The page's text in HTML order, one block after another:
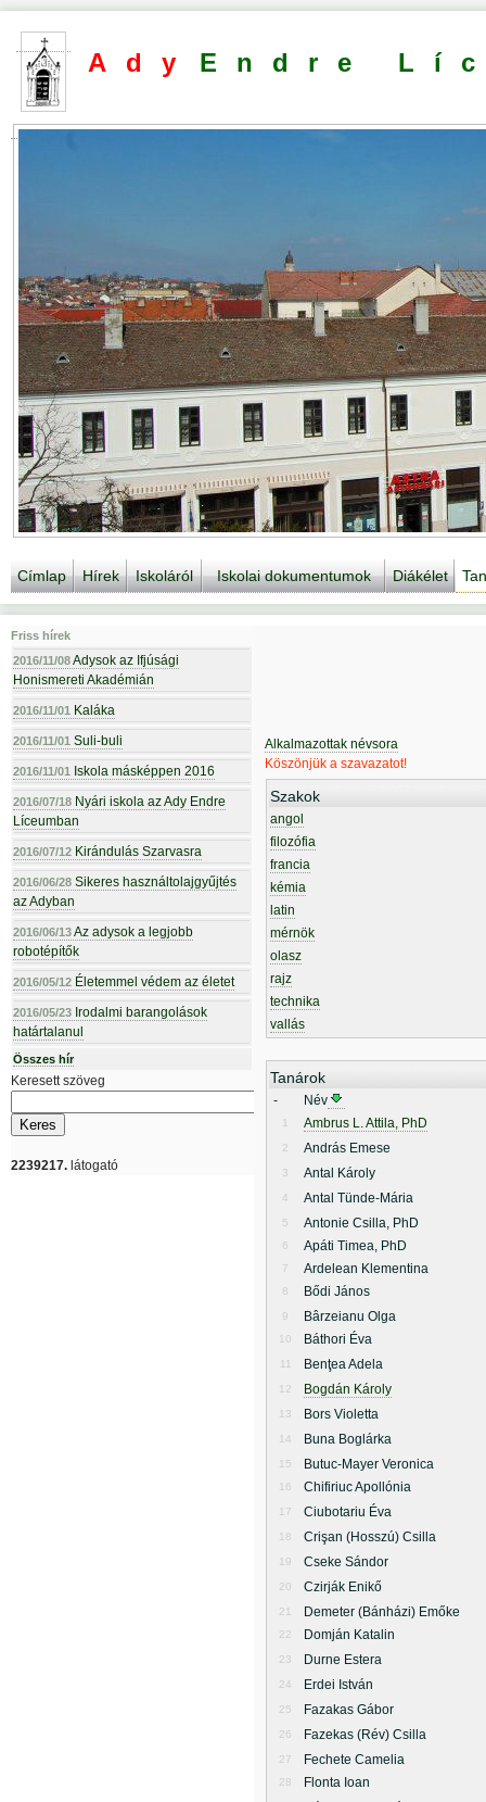
Ady Endre
Címlap Hírek Iskoláról Iskolai dokumentumok Diákélet
Friss hírek
2016/11/08Adysok az Ifjúsági
Honismereti Akadémián
2016/11/01 Kaláka
2016/11/01 Suli-buli
2016/11/01 Iskola másképpen 2016
2016/07/18 Nyári iskola az Ady Endre
Líceumban
2016/07/12 Kirándulás Szarvasra
2016/06/28 Sikeres használtolajgyűjtés
az Adyban
2016/06/13Az adysok a legjobb
robotépítők
2016/05/12 Életemmel védem az életet
2016/05/23 Irodalmi barangolások
határtalanul
Összes hír
Keresett szöveg
2239217. látogató
Alkalmazottak névsora
Köszönjük a szavazatot!
Szakok
angol
filozófia
francia
kémia
latin
mérnök
olasz
rajz
technika
vallás
Tanárok
- Név
1 Ambrus L. Attila, PhD
2 András Emese
3 Antal Károly
4 Antal Tünde-Mária
5 Antonie Csilla, PhD
6 Apáti Timea, PhD
7 Ardelean Klementina
8 Bődi János
9 Bârzeianu Olga
10 Báthori Éva
11 Benţea Adela
12 Bogdán Károly
13 Bors Violetta
14 Buna Boglárka
15 Butuc-Mayer Veronica
16 Chifiriuc Apollónia
17 Ciubotariu Éva
18 Crişan (Hosszú) Csilla
19 Cseke Sándor
20 Czirják Enikő
21 Demeter (Bánházi) Emőke
22 Domján Katalin
23 Durne Estera
24 Erdei István
25 Fazakas Gábor
26 Fazekas (Rév) Csilla
27 Fechete Camelia
28 Flonta Ioan